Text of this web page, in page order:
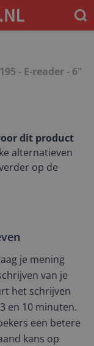
- E-reader - 6"
dit product
alternatieven
op de
je mening
van je
het schrijven
en 10 minuten.
een betere
kans op